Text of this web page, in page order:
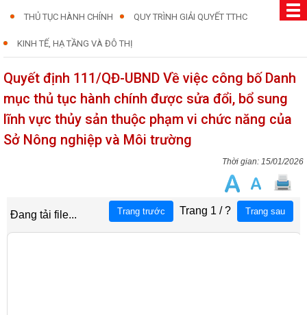
THỦ TỤC HÀNH CHÍNH QUY TRÌNH GIẢI QUYẾT TTHC
KINH TẾ, HẠ TẦNG VÀ ĐÔ THỊ
Quyết định 111/QĐ-UBND Về việc công bố Danh
mục thủ tục hành chính được sửa đổi, bổ sung
lĩnh vực thủy sản thuộc phạm vi chức năng của
Sở Nông nghiệp và Môi trường
15/01/2026